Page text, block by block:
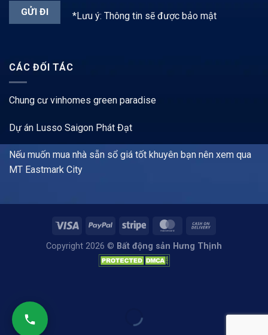
*Lưu ý: Thông tin sẽ được bảo mật
CÁC ĐỐI TÁC
Chung cư vinhomes green paradise
Dự án Lusso Saigon Phát Đạt
Nếu muốn mua nhà sẵn sổ giá tốt khuyên bạn nên xem qua
MT Eastmark City
Copyright 2026 © Bất động sản Hưng Thịnh